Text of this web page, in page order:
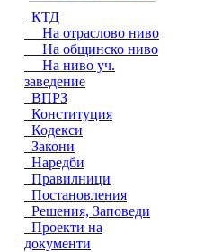
КТД
На отраслово ниво
На общинско ниво
На ниво уч.
заведение
ВПРЗ
Конституция
Кодекси
Закони
Наредби
Правилници
Постановления
Решения, Заповеди
Проекти на
документи